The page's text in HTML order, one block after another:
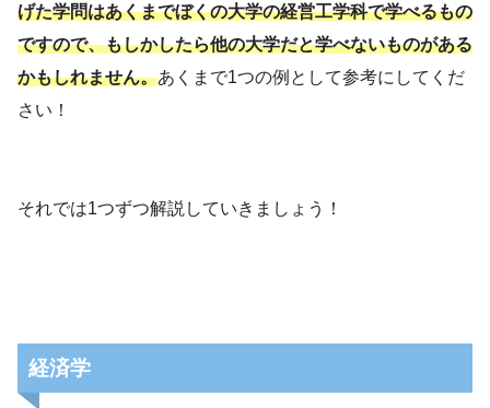
げた学問はあくまでぼくの大学の経営工学科で学べるもの
ですので、もしかしたら他の大学だと学べないものがある
かもしれません。あくまで1つの例として参考にしてくだ
さい！
それでは1つずつ解説していきましょう！
経済学